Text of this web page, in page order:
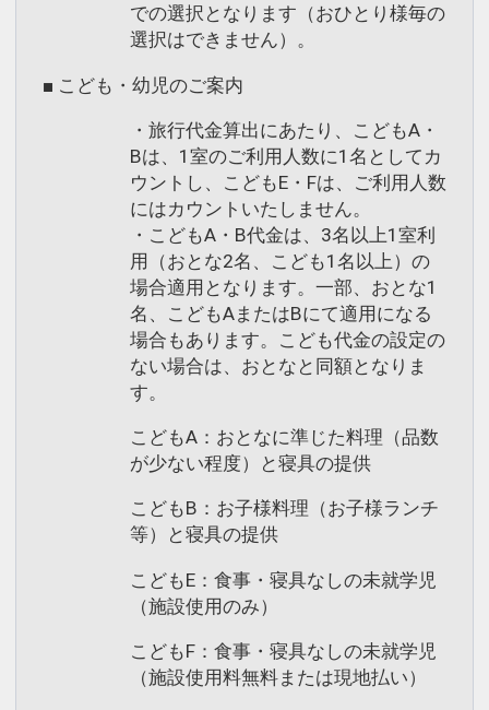
での選択となります（おひとり様毎の
選択はできません）。
■ こども・幼児のご案内
・旅行代金算出にあたり、こどもA・
Bは、1室のご利用人数に1名としてカ
ウントし、こどもE・Fは、ご利用人数
にはカウントいたしません。
・こどもA・B代金は、3名以上1室利
用（おとな2名、こども1名以上）の
場合適用となります。一部、おとな1
名、こどもAまたはBにて適用になる
場合もあります。こども代金の設定の
ない場合は、おとなと同額となりま
す。
こどもA：おとなに準じた料理（品数
が少ない程度）と寝具の提供
こどもB：お子様料理（お子様ランチ
等）と寝具の提供
こどもE：食事・寝具なしの未就学児
（施設使用のみ）
こどもF：食事・寝具なしの未就学児
（施設使用料無料または現地払い）